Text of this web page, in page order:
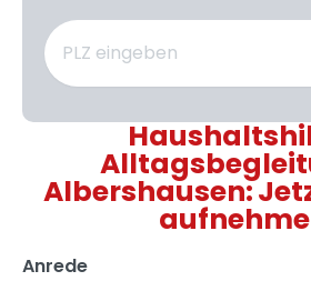
Albershausen:
Anrede